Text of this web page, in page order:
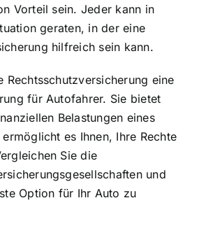
Vorteil sein. Jeder kann in
geraten, in der eine
hilfreich sein kann.
Rechtsschutzversicherung eine
für Autofahrer. Sie bietet
Belastungen eines
es Ihnen, Ihre Rechte
Sie die
und
Option für Ihr Auto zu